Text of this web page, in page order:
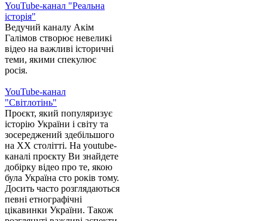
YouTube-канал "Реальна
історія"
Ведучий каналу Акім
Галімов створює невеликі
відео на важливі історичні
теми, якими спекулює
росія.
YouTube-канал
"Світлотінь"
Проєкт, який популяризує
історію України і світу та
зосереджений здебільшого
на XX столітті. На youtube-
каналі проєкту Ви знайдете
добірку відео про те, якою
була Україна сто років тому.
Досить часто розглядаються
певні етнографічні
цікавинки України. Також